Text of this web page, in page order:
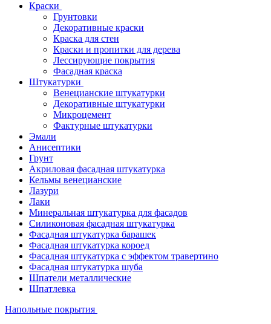
Краски
Грунтовки
Декоративные краски
Краска для стен
Краски и пропитки для дерева
Лессирующие покрытия
Фасадная краска
Штукатурки
Венецианские штукатурки
Декоративные штукатурки
Микроцемент
Фактурные штукатурки
Эмали
Анисептики
Грунт
Акриловая фасадная штукатурка
Кельмы венецианские
Лазури
Лаки
Минеральная штукатурка для фасадов
Силиконовая фасадная штукатурка
Фасадная штукатурка барашек
Фасадная штукатурка короед
Фасадная штукатурка с эффектом травертино
Фасадная штукатурка шуба
Шпатели металлические
Шпатлевка
Напольные покрытия